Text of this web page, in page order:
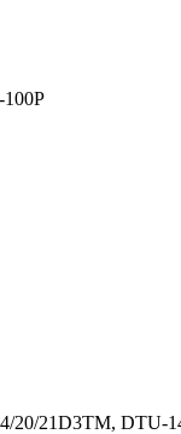
21D3TM, DTU-